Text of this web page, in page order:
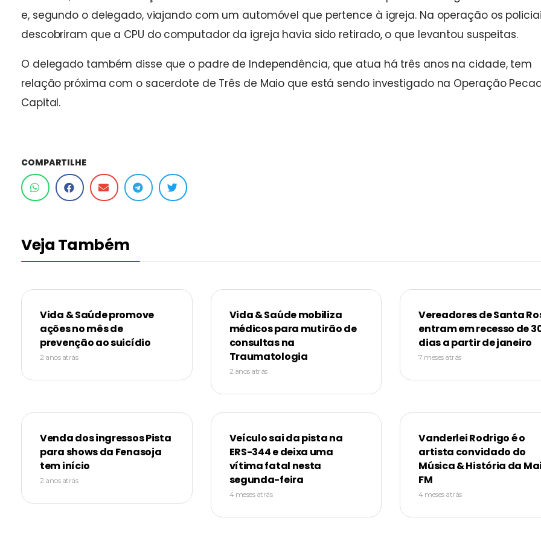
e, segundo o delegado, viajando com um automóvel que pertence à igreja. Na operação os
descobriram que a CPU do computador da igreja havia sido retirado, o que levantou suspeitas.
O delegado também disse que o padre de Independência, que atua há três anos na cidade, tem
relação próxima com o sacerdote de Três de Maio que está sendo investigado na Operação
Capital.
COMPARTILHE
Veja Também
Vida & Saúde promove
ações no mês de
prevenção ao suicídio
2 anos atrás
Vida & Saúde mobiliza
médicos para mutirão de
consultas na
Traumatologia
2 anos atrás
Vereadores de Santa
entram em recesso de
dias a partir de janeiro
7 meses atrás
Venda dos ingressos Pista
para shows da Fenasoja
tem início
2 anos atrás
Veículo sai da pista na
ERS-344 e deixa uma
vítima fatal nesta
segunda-feira
4 meses atrás
Vanderlei Rodrigo é o
artista convidado do
Música & História da
FM
4 meses atrás